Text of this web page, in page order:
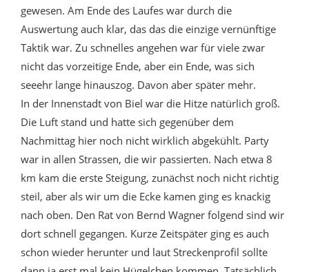
gewesen. Am Ende des Laufes war durch die
Auswertung auch klar, das das die einzige vernünftige
Taktik war. Zu schnelles angehen war für viele zwar
nicht das vorzeitige Ende, aber ein Ende, was sich
seeehr lange hinauszog. Davon aber später mehr.
In der Innenstadt von Biel war die Hitze natürlich groß.
Die Luft stand und hatte sich gegenüber dem
Nachmittag hier noch nicht wirklich abgekühlt. Party
war in allen Strassen, die wir passierten. Nach etwa 8
km kam die erste Steigung, zunächst noch nicht richtig
steil, aber als wir um die Ecke kamen ging es knackig
nach oben. Den Rat von Bernd Wagner folgend sind wir
dort schnell gegangen. Kurze Zeitspäter ging es auch
schon wieder herunter und laut Streckenprofil sollte